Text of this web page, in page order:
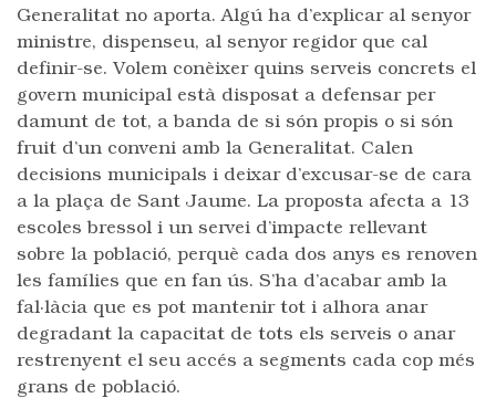
Generalitat no aporta. Algú ha d’explicar al senyor
ministre, dispenseu, al senyor regidor que cal
definir-se. Volem conèixer quins serveis concrets el
govern municipal està disposat a defensar per
damunt de tot, a banda de si són propis o si són
fruit d’un conveni amb la Generalitat. Calen
decisions municipals i deixar d’excusar-se de cara
a la plaça de Sant Jaume. La proposta afecta a 13
escoles bressol i un servei d’impacte rellevant
sobre la població, perquè cada dos anys es renoven
les famílies que en fan ús. S’ha d’acabar amb la
fal·làcia que es pot mantenir tot i alhora anar
degradant la capacitat de tots els serveis o anar
restrenyent el seu accés a segments cada cop més
grans de població.